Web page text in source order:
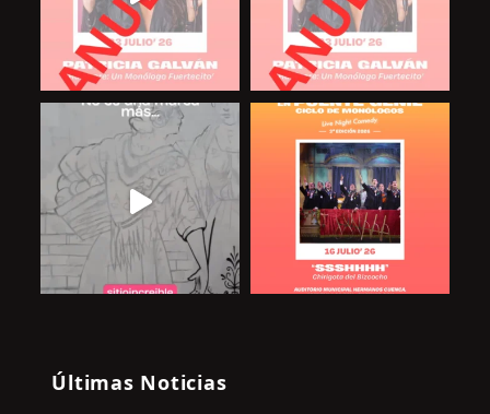
Últimas Noticias